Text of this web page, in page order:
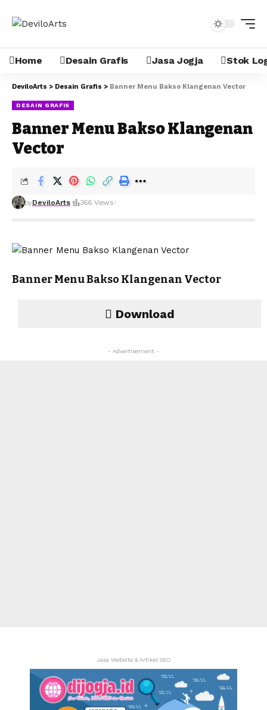
Home Desain Grafis Jasa Jogja Stok
DeviloArts > Desain Grafis > Banner Menu Bakso Klangenan Vector
DESAIN GRAFIS
Banner Menu Bakso Klangenan
Vector
byDeviloArts 366 Views
Banner Menu Bakso Klangenan Vector
Download
- Advertisement -
Jasa Website & Artikel SEO